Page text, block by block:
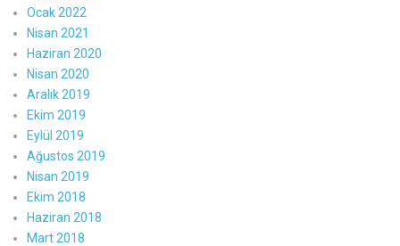
Ocak 2022
Nisan 2021
Haziran 2020
Nisan 2020
Aralık 2019
Ekim 2019
Eylül 2019
Ağustos 2019
Nisan 2019
Ekim 2018
Haziran 2018
Mart 2018